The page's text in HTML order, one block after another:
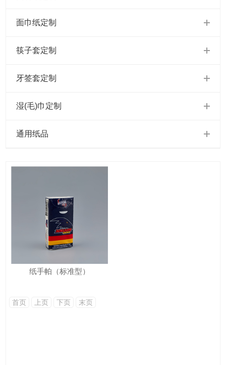
面巾纸定制
筷子套定制
牙签套定制
湿(毛)巾定制
通用纸品
纸手帕（标准型）
首页 上页 下页 末页